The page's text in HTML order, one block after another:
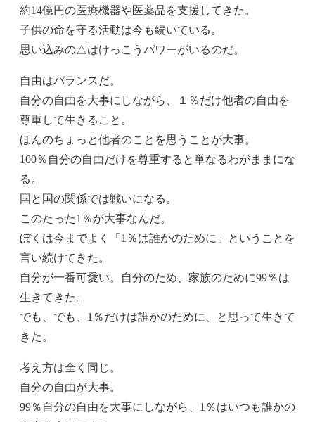
約14億円の医療機器や医薬品を支援してきた。
子供の命を守る活動は今も続いている。
思い込みの△はけっこうパワーがいるのだ。
自由はバランスだ。
自分の自由を大事にしながら、１％だけ他者の自由を
尊重して生きること。
ほんのちょっと他者のことを思うことが大事。
100％自分の自由だけを尊重すると単なるわがままにな
る。
国と国の関係では戦いになる。
このたった1％が大事なんだ。
ぼくは今までよく「1％は誰かのために」ということを
言い続けてきた。
自分が一番可愛い。自分のため、家族のために99％は
生きてきた。
でも、でも、1％だけは誰かのために、と思って生きて
きた。
考え方は全く同じ。
自分の自由が大事。
99％自分の自由を大事にしながら、1％はいつも誰かの